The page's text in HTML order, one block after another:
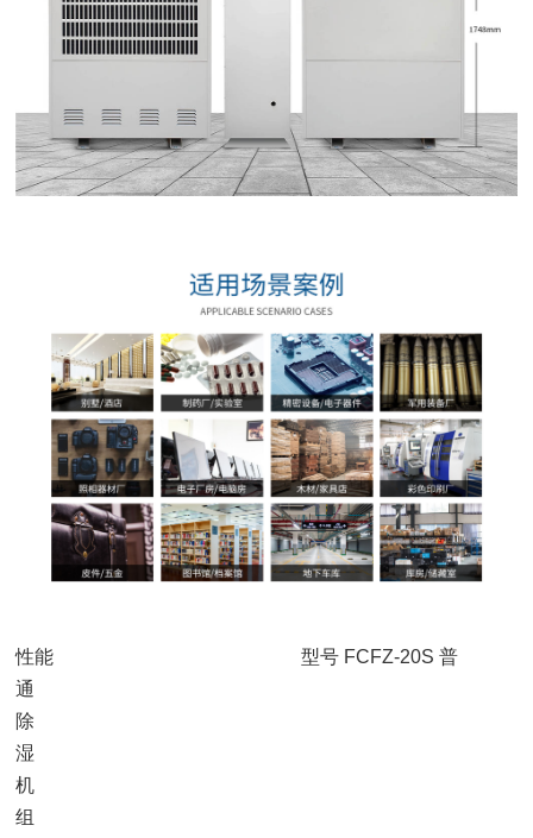
性能 型号 FCFZ-20S 普
通
除
湿
机
组